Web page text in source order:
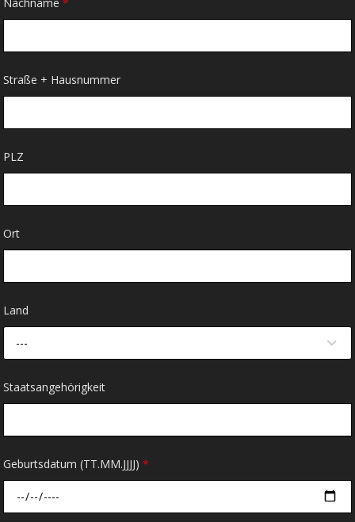
Straße + Hausnummer
PLZ
Ort
Land
---
Staatsangehörigkeit
Geburtsdatum (TT.MM.JJJJ)*